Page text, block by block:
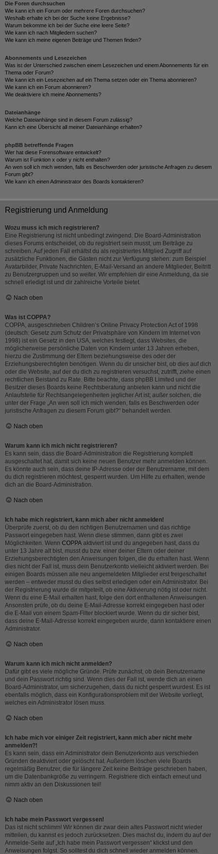
Die Foren durchsuchen
Wie kann ich ein Forum oder mehrere Foren durchsuchen?
Weshalb erhalte ich bei der Suche keine Ergebnisse?
Warum bekomme ich bei der Suche eine leere Seite?
Wie kann ich nach Mitgliedern suchen?
Wie kann ich meine eigenen Beiträge und Themen finden?
Abonnements und Lesezeichen
Was ist der Unterschied zwischen einem Lesezeichen und einem Abonnements für ein
Thema oder Forum?
Wie kann ich ein Lesezeichen auf ein Thema setzen oder ein Thema abonnieren?
Wie kann ich ein Forum abonnieren?
Wie deaktiviere ich meine Abonnements?
Dateianhänge
Welche Dateianhänge sind in diesem Forum zulässig?
Kann ich eine Übersicht all meiner Dateianhänge erhalten?
phpBB betreffende Fragen
Wer hat diese Forensoftware entwickelt?
Warum ist Funktion x oder y nicht enthalten?
An wen soll ich mich wenden, falls es Beschwerden oder juristische Anfragen zu diesem
Forum gibt?
Wie kann ich einen Administrator des Boards kontaktieren?
Registrierung und Anmeldung
Wozu muss ich mich registrieren?
Eine Registrierung ist nicht unbedingt zwingend. Die Board-Administration
dieses Forums entscheidet, ob du registriert sein musst, um Beiträge zu
schreiben. Auf jeden Fall erhältst du als registriertes Mitglied Zugriff auf
zusätzliche Funktionen, die Gästen nicht zur Verfügung stehen: zum Beispiel
Avatarbilder, Private Nachrichten, E-Mail-Versand an andere Mitglieder, Beitritt
zu Benutzergruppen und so weiter. Wir empfehlen dir eine Anmeldung, da sie
schnell erledigt ist und dir zahlreiche Vorteile bietet.
Nach oben
Was ist COPPA?
COPPA, ausgeschrieben Children’s Online Privacy Protection Act of 1998
(deutsch: Gesetz zum Schutz der Privatsphäre von Kindern im Internet von
1998) ist ein Gesetz in den USA, welches festlegt, dass Websites, die
möglicherweise persönliche Daten von Kindern unter 13 Jahren erheben,
hierzu die Zustimmung der Eltern beziehungsweise des oder der
Erziehungsberechtigten benötigen. Wenn du dir unsicher bist, ob dies auf dich
oder die Website, auf der du dich zu registrieren versuchst, zutrifft, ziehe einen
rechtlichen Beistand zu Rate. Bitte beachte, dass phpBB Limited und der
Besitzer dieses Boards keine Rechtsberatung anbieten kann und nicht die
Anlaufstelle für Rechtsangelegenheiten jeglicher Art ist; außer solchen, die
unter der Frage „An wen soll ich mich wenden, falls es Beschwerden oder
juristische Anfragen zu diesem Forum gibt?“ behandelt werden.
Nach oben
Warum kann ich mich nicht registrieren?
Es kann sein, dass die Board-Administration die Registrierung komplett
ausgeschaltet hat, damit sich keine neuen Benutzer mehr anmelden können.
Es könnte auch sein, dass deine IP-Adresse oder der Benutzername, mit dem
du dich registrieren möchtest, gesperrt wurden. Um Hilfe zu erhalten, wende
dich an die Board-Administration.
Nach oben
Ich habe mich registriert, kann mich aber nicht anmelden!
Überprüfe zuerst, ob du den richtigen Benutzernamen und das richtige
Passwort eingegeben hast. Wenn diese stimmen, dann gibt es zwei
Möglichkeiten. Wenn COPPA aktiviert ist und du angegeben hast, dass du
unter 13 Jahre alt bist, musst du bzw. einer deiner Eltern oder deiner
Erziehungsberechtigten den Anweisungen folgen, die du erhalten hast. Wenn
dies nicht der Fall ist, muss dein Benutzerkonto vielleicht aktiviert werden. Bei
einigen Boards müssen alle neu angemeldeten Mitglieder erst freigeschaltet
werden – entweder musst du dies selbst erledigen oder ein Administrator. Bei
der Registrierung wurde dir mitgeteilt, ob eine Aktivierung nötig ist oder nicht.
Wenn du eine E-Mail erhalten hast, folge den dort enthaltenen Anweisungen.
Ansonsten prüfe, ob du deine E-Mail-Adresse korrekt eingegeben hast oder
die E-Mail von einem Spam-Filter blockiert wurde. Wenn du dir sicher bist,
dass deine E-Mail-Adresse korrekt eingegeben wurde, dann kontaktiere einen
Administrator.
Nach oben
Warum kann ich mich nicht anmelden?
Dafür gibt es viele mögliche Gründe. Prüfe zunächst, ob dein Benutzername
und dein Passwort richtig sind. Wenn dies der Fall ist, wende dich an einen
Board-Administrator, um sicherzugehen, dass du nicht gesperrt wurdest. Es ist
ebenfalls möglich, dass ein Konfigurationsproblem mit der Website vorliegt,
welches ein Administrator lösen muss.
Nach oben
Ich habe mich vor einiger Zeit registriert, kann mich aber nicht mehr
anmelden?!
Es kann sein, dass ein Administrator dein Benutzerkonto aus verschieden
Gründen deaktiviert oder gelöscht hat. Außerdem löschen viele Boards
regelmäßig Benutzer, die für längere Zeit keine Beiträge geschrieben haben,
um die Datenbankgröße zu verringern. Registriere dich einfach erneut und
nimm aktiv an den Diskussionen teil!
Nach oben
Ich habe mein Passwort vergessen!
Das ist nicht schlimm! Wir können dir zwar dein altes Passwort nicht wieder
mitteilen, du kannst es jedoch zurücksetzen. Dies machst du, indem du auf der
Anmelde-Seite auf „Ich habe mein Passwort vergessen“ klickst und den
Anweisungen folgst. So solltest du dich schnell wieder anmelden können.